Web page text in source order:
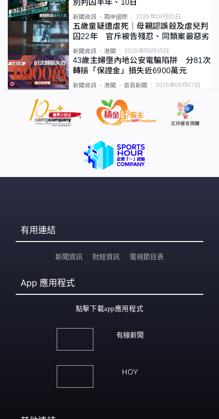
別判囚半年、10日
新聞資訊 兩岸國際 2026年08月05日
五歲童疑遭虐死｜母親認誤殺及虐兒判
囚22年 官斥被告殘忍、同類案最惡劣
新聞資訊 港聞 2026年08月05日
43歲主婦墮內地公安電騙陷阱 分81次
轉賬「保證金」損失近6900萬元
新聞資訊 港聞 首頁新聞 2026年08月07日
有用連結
新聞資訊 財經資訊 電視節目表
App 應用程式
點擊下載app應用程式
有線新聞
HOY